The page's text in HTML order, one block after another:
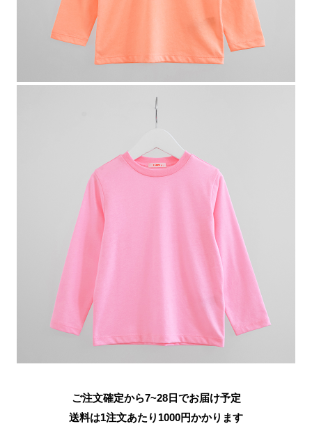
ご注文確定から7~28日でお届け予定
送料は1注文あたり 1000円かかります